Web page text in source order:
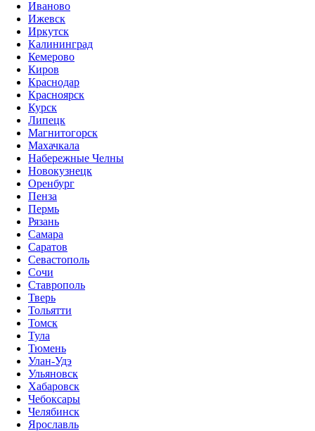
Иваново
Ижевск
Иркутск
Калининград
Кемерово
Киров
Краснодар
Красноярск
Курск
Липецк
Магнитогорск
Махачкала
Набережные Челны
Новокузнецк
Оренбург
Пенза
Пермь
Рязань
Самара
Саратов
Севастополь
Сочи
Ставрополь
Тверь
Тольятти
Томск
Тула
Тюмень
Улан-Удэ
Ульяновск
Хабаровск
Чебоксары
Челябинск
Ярославль